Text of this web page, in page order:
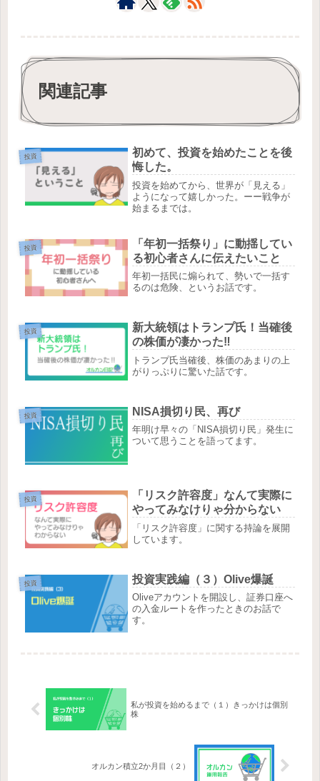
関連記事
投資
初めて、投資を始めたことを後
悔した。
投資を始めてから、世界が「見える」
ようになって嬉しかった。ーー戦争が
始まるまでは。
投資
「年初一括祭り」に動揺してい
る初心者さんに伝えたいこと
年初一括民に煽られて、勢いで一括す
るのは危険、というお話です。
投資
新大統領はトランプ氏！当確後
の株価が凄かった‼
トランプ氏当確後、株価のあまりの上
がりっぷりに驚いた話です。
投資 NISA損切り民、再び
年明け早々の「NISA損切り民」発生に
ついて思うことを語ってます。
投資
「リスク許容度」なんて実際に
やってみなけりゃ分からない
「リスク許容度」に関する持論を展開
しています。
投資 投資実践編（３）Olive爆誕
Oliveアカウントを開設し、証券口座へ
の入金ルートを作ったときのお話で
す。
私が投資を始めるまで（１）きっかけは個別
株
オルカン積立2か月目（２）